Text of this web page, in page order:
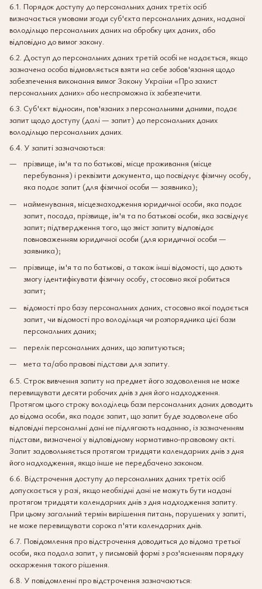
6.1. Порядок доступу до персональних даних третіх осіб
визначається умовами згоди суб'єкта персональних даних, наданої
володільцю персональних даних на обробку цих даних, або
відповідно до вимог закону.
6.2. Доступ до персональних даних третій особі не надається, якщо
зазначена особа відмовляється взяти на себе зобов'язання щодо
забезпечення виконання вимог Закону України «Про захист
персональних даних» або неспроможна їх забезпечити.
6.3. Суб'єкт відносин, пов'язаних з персональними даними, подає
запит щодо доступу (далі — запит) до персональних даних
володільцю персональних даних.
6.4. У запиті зазначаються:
прізвище, ім'я та по батькові, місце проживання (місце
перебування) і реквізити документа, що посвідчує фізичну особу,
яка подає запит (для фізичної особи — заявника);
найменування, місцезнаходження юридичної особи, яка подає
запит, посада, прізвище, ім'я та по батькові особи, яка засвідчує
запит; підтвердження того, що зміст запиту відповідає
повноваженням юридичної особи (для юридичної особи —
заявника);
прізвище, ім'я та по батькові, а також інші відомості, що дають
змогу ідентифікувати фізичну особу, стосовно якої робиться
запит;
відомості про базу персональних даних, стосовно якої подається
запит, чи відомості про володільця чи розпорядника цієї бази
персональних даних;
перелік персональних даних, що запитуються;
мета та/або правові підстави для запиту.
6.5. Строк вивчення запиту на предмет його задоволення не може
перевищувати десяти робочих днів з дня його надходження.
Протягом цього строку володілець бази персональних даних доводить
до відома особи, яка подає запит, що запит буде задоволене або
відповідні персональні дані не підлягають наданню, із зазначенням
підстави, визначеної у відповідному нормативно-правовому акті.
Запит задовольняється протягом тридцяти календарних днів з дня
його надходження, якщо інше не передбачено законом.
6.6. Відстрочення доступу до персональних даних третіх осіб
допускається у разі, якщо необхідні дані не можуть бути надані
протягом тридцяти календарних днів з дня надходження запиту.
При цьому загальний термін вирішення питань, порушених у запиті,
не може перевищувати сорока п'яти календарних днів.
6.7. Повідомлення про відстрочення доводиться до відома третьої
особи, яка подала запит, у письмовій формі з роз'ясненням порядку
оскарження такого рішення.
6.8. У повідомленні про відстрочення зазначаються: